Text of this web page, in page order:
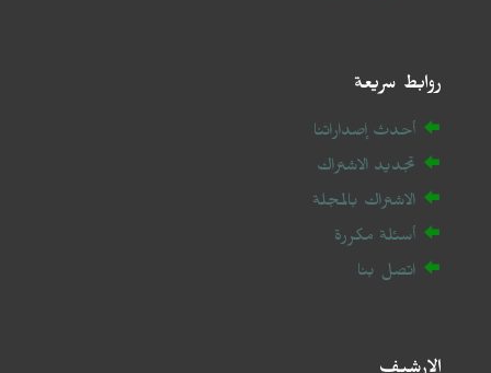
روابط سريعة
أحدث إصداراتنا
تجديد الاشتراك
الاشتراك بالمجلة
أسئلة مكررة
اتصل بنا